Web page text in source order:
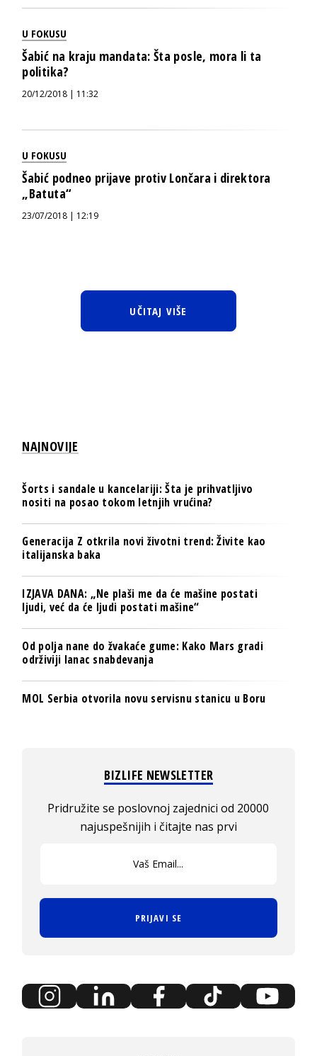
U FOKUSU
Šabić na kraju mandata: Šta posle, mora li ta
politika?
20/12/2018 | 11:32
U FOKUSU
Šabić podneo prijave protiv Lončara i direktora
„Batuta“
23/07/2018 | 12:19
UČITAJ VIŠE
NAJNOVIJE
Šorts i sandale u kancelariji: Šta je prihvatljivo
nositi na posao tokom letnjih vrućina?
Generacija Z otkrila novi životni trend: Živite kao
italijanska baka
IZJAVA DANA: „Ne plaši me da će mašine postati
ljudi, već da će ljudi postati mašine“
Od polja nane do žvakaće gume: Kako Mars gradi
održiviji lanac snabdevanja
MOL Serbia otvorila novu servisnu stanicu u Boru
BIZLIFE NEWSLETTER
Pridružite se poslovnoj zajednici od 20000
najuspešnijih i čitajte nas prvi
PRIJAVI SE